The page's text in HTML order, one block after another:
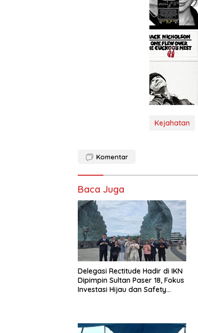
Kejahatan
Komentar
Baca Juga
Delegasi Rectitude Hadir di IKN
Dipimpin Sultan Paser 18, Fokus
Investasi Hijau dan Safety